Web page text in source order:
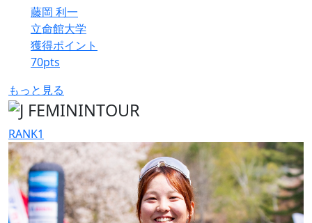
藤岡 利一
立命館大学
獲得ポイント
70pts
もっと見る
RANK1